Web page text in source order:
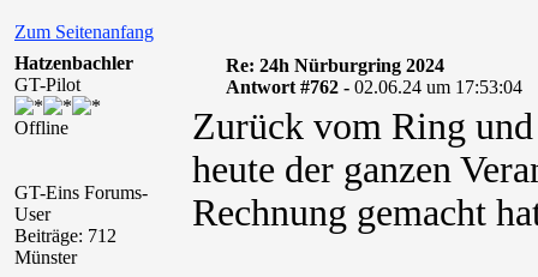
Zum Seitenanfang
Hatzenbachler
GT-Pilot
Offline
GT-Eins Forums-
User
Beiträge: 712
Münster
Re: 24h Nürburgring 2024
Antwort #762 - 02.06.24 um 17:53:04
Zurück vom Ring
heute der ganzen
Rechnung gemacht